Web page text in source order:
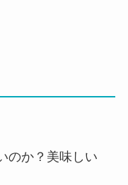
のか？美味しい